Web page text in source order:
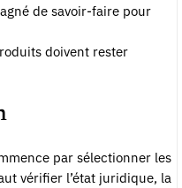
de savoir-faire pour
doivent rester
par sélectionner les
vérifier l’état juridique, la